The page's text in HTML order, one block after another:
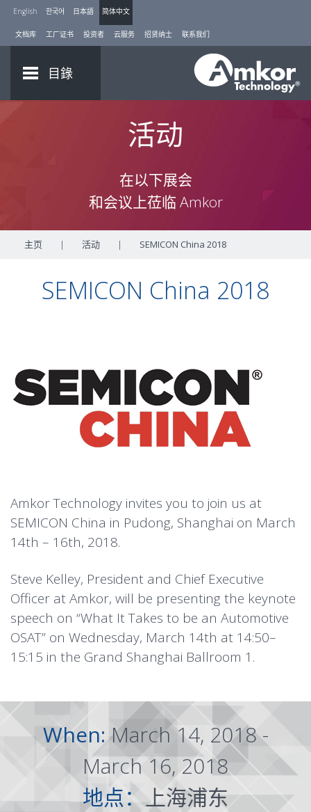
English 한국어 日本語 简体中文
文档库 工厂证书 投资者 云服务 招贤纳士 联系我们
目錄
活动
在以下展会
和会议上莅临 Amkor
主页 | 活动 | SEMICON China 2018
SEMICON China 2018
Amkor Technology invites you to join us at
SEMICON China in Pudong, Shanghai on March
14th – 16th, 2018.
Steve Kelley, President and Chief Executive
Officer at Amkor, will be presenting the keynote
speech on “What It Takes to be an Automotive
OSAT” on Wednesday, March 14th at 14:50–
15:15 in the Grand Shanghai Ballroom 1.
When:March 14, 2018 -
March 16, 2018
地点：上海浦东